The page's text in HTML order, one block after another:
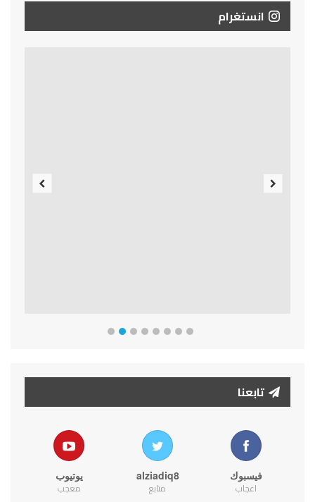
انستغرام
تابعنا
فيسبوك
اعجاب
alziadiq8
متابع
يوتيوب
معجب